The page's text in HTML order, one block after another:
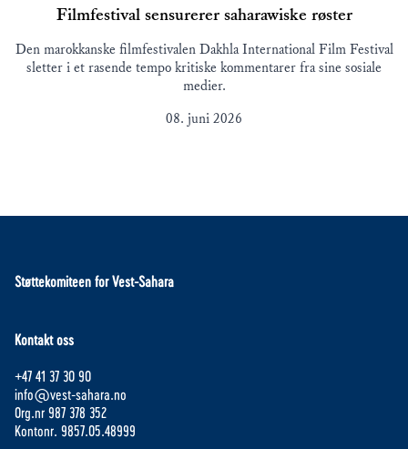
Filmfestival sensurerer saharawiske røster
Den marokkanske filmfestivalen Dakhla International Film Festival
sletter i et rasende tempo kritiske kommentarer fra sine sosiale
medier.
08. juni 2026
Støttekomiteen for Vest-Sahara
Kontakt oss
+47 41 37 30 90
info@vest-sahara.no
Org.nr 987 378 352
Kontonr. 9857.05.48999